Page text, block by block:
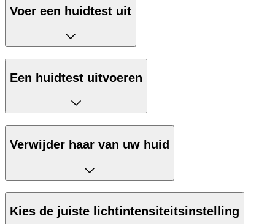
Voer een huidtest uit
Een huidtest uitvoeren
Verwijder haar van uw huid
Kies de juiste lichtintensiteitsinstelling